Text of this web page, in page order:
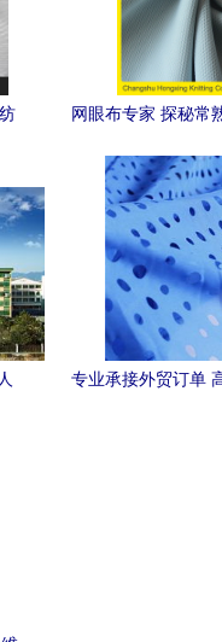
网眼布专家 探秘常
专业承接外贸订单